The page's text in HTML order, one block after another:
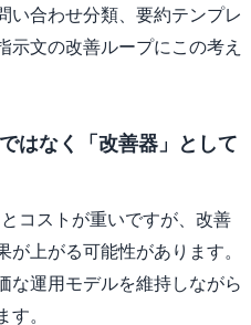
い合わせ分類、要約テンプレ
示文の改善ループにこの考え
はなく「改善器」として
コストが重いですが、改善
が上がる可能性があります。
な運用モデルを維持しながら
す。